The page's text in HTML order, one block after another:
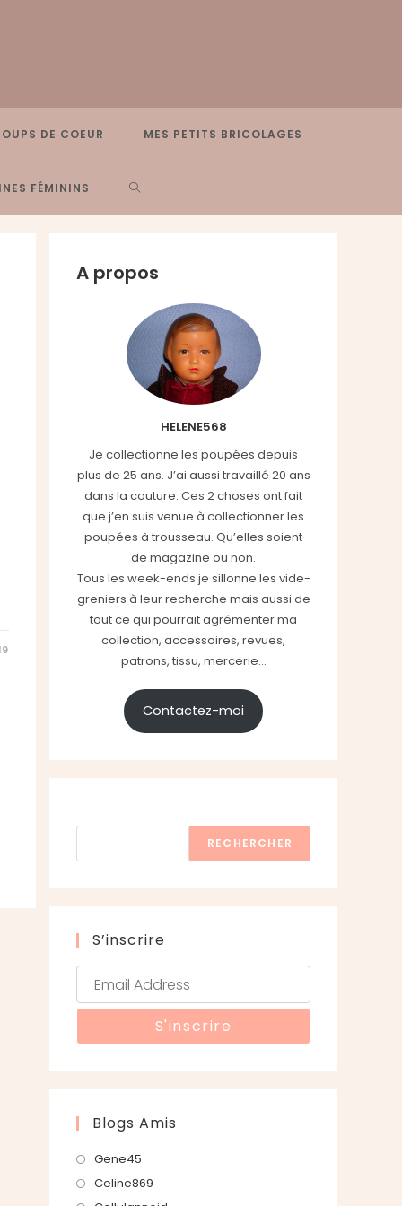
DE COEUR MES PETITS BRICOLAGES
FÉMININS TOGGLE
A propos
HELENE568
Je collectionne les poupées depuis
plus de 25 ans. J’ai aussi travaillé 20 ans
dans la couture. Ces 2 choses ont fait
que j’en suis venue à collectionner les
poupées à trousseau. Qu’elles soient
de magazine ou non.
Tous les week-ends je sillonne les vide-
greniers à leur recherche mais aussi de
tout ce qui pourrait agrémenter ma
collection, accessoires, revues,
patrons, tissu, mercerie...
Contactez-moi
RECHERCHER
S’inscrire
Blogs Amis
Gene45
dans
Celine869